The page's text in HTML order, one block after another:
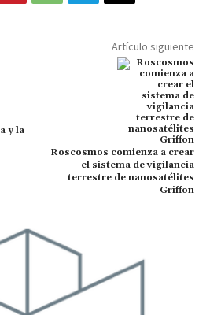
y la
Artículo siguiente
Roscosmos comienza a crear
el sistema de vigilancia
terrestre de nanosatélites
Griffon